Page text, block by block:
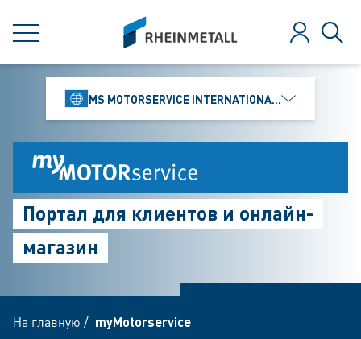
МЕНЮ
siteLogo
MS MOTORSERVICE INTERNATIONAL GMBH
Портал для клиентов и онлайн-
магазин
На главную / myMotorservice